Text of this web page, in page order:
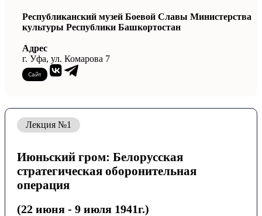
Республиканский музей Боевой Славы Министерства
культуры Республики Башкортостан
Адрес
г. Уфа, ул. Комарова 7
Сайт
Лекция №1
Июньский гром: Белорусская
стратегическая оборонительная
операция
(22 июня - 9 июля 1941г.)